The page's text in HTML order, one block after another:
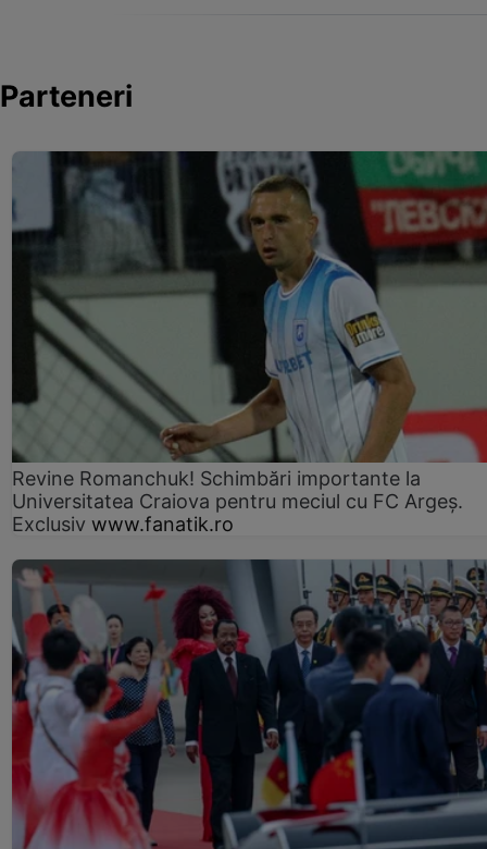
Parteneri
Revine Romanchuk! Schimbări importante la
Universitatea Craiova pentru meciul cu FC Argeş.
Exclusiv www.fanatik.ro